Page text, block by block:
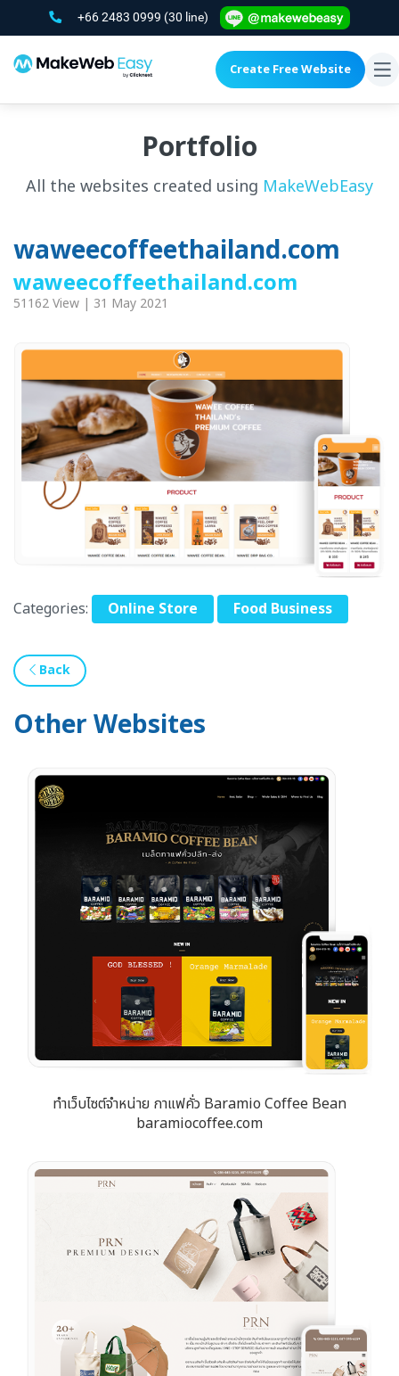
+66 2483 0999 (30 line)
Create Free Website
Portfolio
All the websites created using MakeWebEasy
waweecoffeethailand.com
waweecoffeethailand.com
51162 View | 31 May 2021
Categories: Online Store Food Business
Back
Other Websites
ทำเว็บไซต์จำหน่าย กาแฟคั่ว Baramio Coffee Bean
baramiocoffee.com